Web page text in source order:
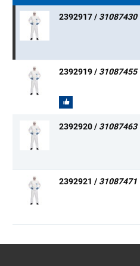
2392917 / 31087430
2392919 / 31087455
2392920 / 31087463
2392921 / 31087471